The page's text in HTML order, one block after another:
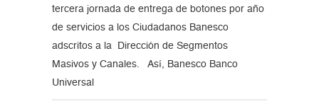
tercera jornada de entrega de botones por año
de servicios a los Ciudadanos Banesco
adscritos a la Dirección de Segmentos
Masivos y Canales. Así, Banesco Banco
Universal